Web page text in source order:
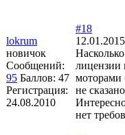
lokrum
новичок
Сообщений:
95 Баллов: 47
Регистрация:
24.08.2010
#18
лицензии
моторами
не
нет